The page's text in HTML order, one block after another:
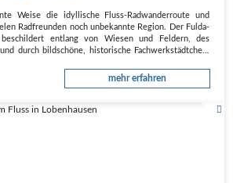
Weise die idyllische Fluss-Radwanderroute und
Radfreunden noch unbekannte Region. Der Fulda-
entlang von Wiesen und Feldern, des
durch bildschöne, historische Fachwerkstädtchen.
mehr erfahren
Fluss in Lobenhausen